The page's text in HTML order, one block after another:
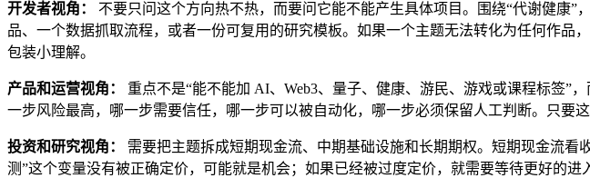
开发者视角：
不要只问这个方向热不热，而要问它能不能产生具体项目。围绕“代谢健康”
品、一个数据抓取流程，或者一份可复用的研究模板。如果一个主题无法转化为任何作
包装小理解。
产品和运营视角：
重点不是“能不能加 AI、Web3、量子、健康、游民、游戏或课程标签”
一步风险最高，哪一步需要信任，哪一步可以被自动化，哪一步必须保留人工判断。只要
投资和研究视角：
需要把主题拆成短期现金流、中期基础设施和长期期权。短期现金流
测”这个变量没有被正确定价，可能就是机会；如果已经被过度定价，就需要等待更好的进